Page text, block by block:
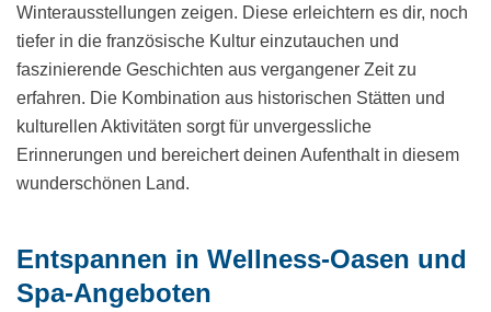
Winterausstellungen zeigen. Diese erleichtern es dir, noch
tiefer in die französische Kultur einzutauchen und
faszinierende Geschichten aus vergangener Zeit zu
erfahren. Die Kombination aus historischen Stätten und
kulturellen Aktivitäten sorgt für unvergessliche
Erinnerungen und bereichert deinen Aufenthalt in diesem
wunderschönen Land.
Entspannen in Wellness-Oasen und
Spa-Angeboten